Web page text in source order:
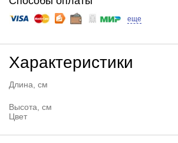
еще
Характеристики
Длина, см
Высота, см
Цвет